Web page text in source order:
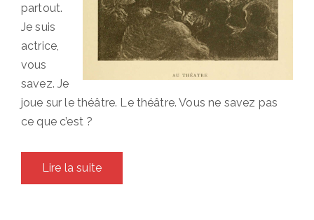
partout.
Je suis
actrice,
vous
savez. Je
joue sur le théâtre. Le théâtre. Vous ne savez pas
ce que c’est ?
Lire la suite